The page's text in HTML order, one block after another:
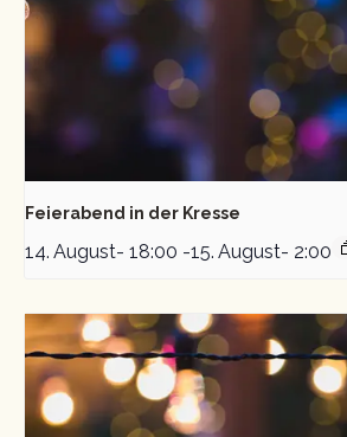
Feierabend in der Kresse
14. August- 18:00 -15. August- 2:00